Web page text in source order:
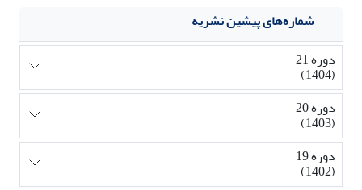
شماره‌های پیشین نشریه
دوره 21
(1404)
دوره 20
(1403)
دوره 19
(1402)